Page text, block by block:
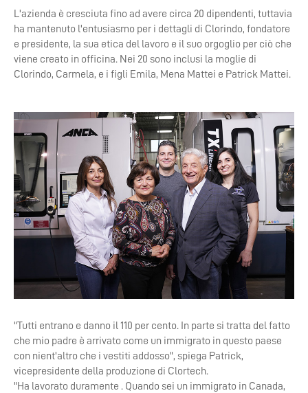
L'azienda è cresciuta fino ad avere circa 20 dipendenti, tuttavia
ha mantenuto l'entusiasmo per i dettagli di Clorindo, fondatore
e presidente, la sua etica del lavoro e il suo orgoglio per ciò che
viene creato in officina. Nei 20 sono inclusi la moglie di
Clorindo, Carmela, e i figli Emila, Mena Mattei e Patrick Mattei.
"Tutti entrano e danno il 110 per cento. In parte si tratta del fatto
che mio padre è arrivato come un immigrato in questo paese
con nient'altro che i vestiti addosso", spiega Patrick,
vicepresidente della produzione di Clortech.
"Ha lavorato duramente . Quando sei un immigrato in Canada,